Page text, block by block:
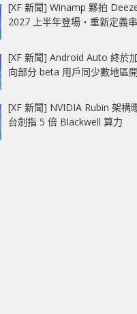
[XF 新聞] Winamp 夥拍
2027 上半年登場‧重新定義
[XF 新聞] Android Auto 終於
向部分 beta 用戶同少數地區
[XF 新聞] NVIDIA Rubin 架
台劍指 5 倍 Blackwell 算力